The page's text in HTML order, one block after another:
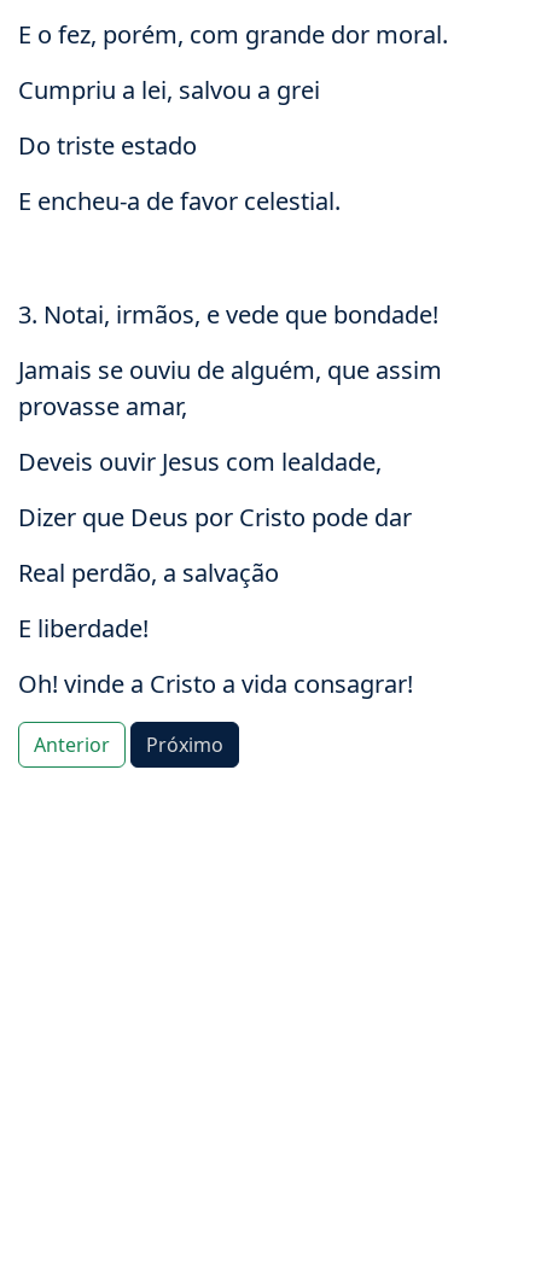
E o fez, porém, com grande dor moral.
Cumpriu a lei, salvou a grei
Do triste estado
E encheu-a de favor celestial.
3. Notai, irmãos, e vede que bondade!
Jamais se ouviu de alguém, que assim
provasse amar,
Deveis ouvir Jesus com lealdade,
Dizer que Deus por Cristo pode dar
Real perdão, a salvação
E liberdade!
Oh! vinde a Cristo a vida consagrar!
Anterior Próximo